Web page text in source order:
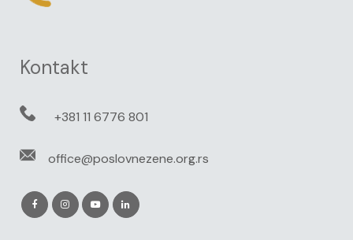
Kontakt
+381 11 6776 801
office@poslovnezene.org.rs